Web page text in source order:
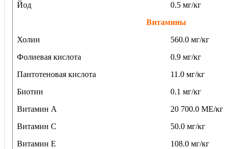
Йод
0.5 мг/кг
Витамины
Холин
560.0 мг/кг
Фолиевая кислота
0.9 мг/кг
Пантотеновая кислота
11.0 мг/кг
Биотин
0.1 мг/кг
Витамин A
20 700.0 МЕ/кг
Витамин C
50.0 мг/кг
Витамин E
108.0 мг/кг